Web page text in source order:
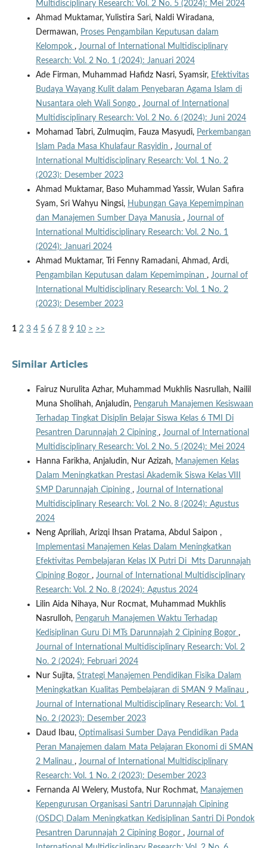
Multidisciplinary Research: Vol. 2 No. 5 (2024): Mei 2024
Ahmad Muktamar, Yulistira Sari, Naldi Wiradana,
Dermawan, Proses Pengambilan Keputusan dalam
Kelompok , Journal of International Multidisciplinary
Research: Vol. 2 No. 1 (2024): Januari 2024
Ade Firman, Muhammad Hafidz Nasri, Syamsir, Efektivitas
Budaya Wayang Kulit dalam Penyebaran Agama Islam di
Nusantara oleh Wali Songo , Journal of International
Multidisciplinary Research: Vol. 2 No. 6 (2024): Juni 2024
Mohamad Tabri, Zulmuqim, Fauza Masyudi, Perkembangan
Islam Pada Masa Khulafaur Rasyidin , Journal of
International Multidisciplinary Research: Vol. 1 No. 2
(2023): Desember 2023
Ahmad Muktamar, Baso Muhammad Yassir, Wulan Safira
Syam, Sri Wahyu Ningsi, Hubungan Gaya Kepemimpinan
dan Manajemen Sumber Daya Manusia , Journal of
International Multidisciplinary Research: Vol. 2 No. 1
(2024): Januari 2024
Ahmad Muktamar, Tri Fenny Ramadani, Ahmad, Ardi,
Pengambilan Keputusan dalam Kepemimpinan , Journal of
International Multidisciplinary Research: Vol. 1 No. 2
(2023): Desember 2023
1 2 3 4 5 6 7 8 9 10 > >>
Similar Articles
Fairuz Nurulita Azhar, Muhammad Mukhlis Nasrullah, Nailil
Muna Sholihah, Anjaludin, Pengaruh Manajemen Kesiswaan
Terhadap Tingkat Disiplin Belajar Siswa Kelas 6 TMI Di
Pesantren Darunnajah 2 Cipining , Journal of International
Multidisciplinary Research: Vol. 2 No. 5 (2024): Mei 2024
Hanna Farikha, Anjaludin, Nur Azizah, Manajemen Kelas
Dalam Meningkatkan Prestasi Akademik Siswa Kelas VIII
SMP Darunnajah Cipining , Journal of International
Multidisciplinary Research: Vol. 2 No. 8 (2024): Agustus
2024
Neng Apriliah, Arizqi Ihsan Pratama, Abdul Saipon ,
Implementasi Manajemen Kelas Dalam Meningkatkan
Efektivitas Pembelajaran Kelas IX Putri Di Mts Darunnajah
Cipining Bogor , Journal of International Multidisciplinary
Research: Vol. 2 No. 8 (2024): Agustus 2024
Lilin Aida Nihaya, Nur Rocmat, Muhammad Mukhlis
Nasrulloh, Pengaruh Manajemen Waktu Terhadap
Kedisiplinan Guru Di MTs Darunnajah 2 Cipining Bogor ,
Journal of International Multidisciplinary Research: Vol. 2
No. 2 (2024): Februari 2024
Nur Sujita, Strategi Manajemen Pendidikan Fisika Dalam
Meningkatkan Kualitas Pembelajaran di SMAN 9 Malinau ,
Journal of International Multidisciplinary Research: Vol. 1
No. 2 (2023): Desember 2023
Daud Ibau, Optimalisasi Sumber Daya Pendidikan Pada
Peran Manajemen dalam Mata Pelajaran Ekonomi di SMAN
2 Malinau , Journal of International Multidisciplinary
Research: Vol. 1 No. 2 (2023): Desember 2023
Fernanda Al Welery, Mustofa, Nur Rochmat, Manajemen
Kepengurusan Organisasi Santri Darunnajah Cipining
(OSDC) Dalam Meningkatkan Kedisiplinan Santri Di Pondok
Pesantren Darunnajah 2 Cipining Bogor , Journal of